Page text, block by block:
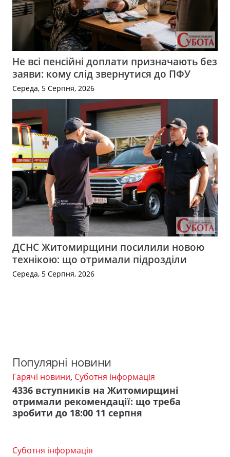
Не всі пенсійні доплати призначають без
заяви: кому слід звернутися до ПФУ
Середа, 5 Серпня, 2026
ДСНС Житомирщини посилили новою
технікою: що отримали підрозділи
Середа, 5 Серпня, 2026
Популярні новини
Гарячі новини, Суботня інформація
4336 вступників на Житомирщині
отримали рекомендації: що треба
зробити до 18:00 11 серпня
Суботня інформація